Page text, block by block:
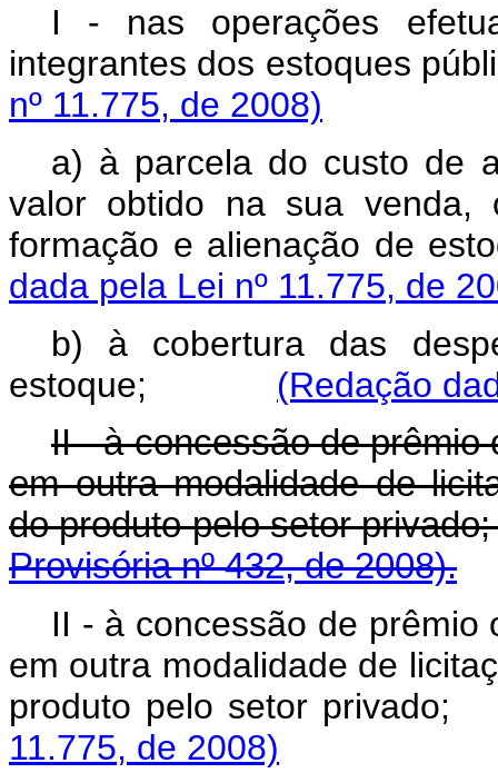
I - nas operações
integrantes dos
nº 11.775, de 2008)
a) à parcela do custo de
valor obtido na sua venda,
formação e alienação
dada pela Lei nº 11.775, de
b) à cobertura das
estoque; (Redação
II - à concessão de prêmio
em outra modalidade de
do produto pelo setor
Provisória nº 432, de 2008).
II - à concessão de prêmio
em outra modalidade de
produto pelo setor
11.775, de 2008)